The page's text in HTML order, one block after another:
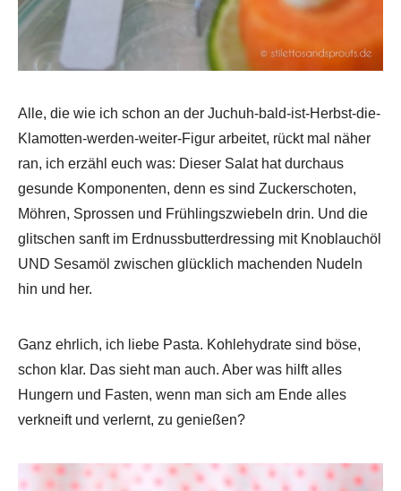
Alle, die wie ich schon an der Juchuh-bald-ist-Herbst-die-
Klamotten-werden-weiter-Figur arbeitet, rückt mal näher
ran, ich erzähl euch was: Dieser Salat hat durchaus
gesunde Komponenten, denn es sind Zuckerschoten,
Möhren, Sprossen und Frühlingszwiebeln drin. Und die
glitschen sanft im Erdnussbutterdressing mit Knoblauchöl
UND Sesamöl zwischen glücklich machenden Nudeln
hin und her.
Ganz ehrlich, ich liebe Pasta. Kohlehydrate sind böse,
schon klar. Das sieht man auch. Aber was hilft alles
Hungern und Fasten, wenn man sich am Ende alles
verkneift und verlernt, zu genießen?